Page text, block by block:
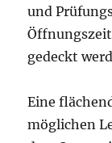
und
gedeckt
Eine
möglichen